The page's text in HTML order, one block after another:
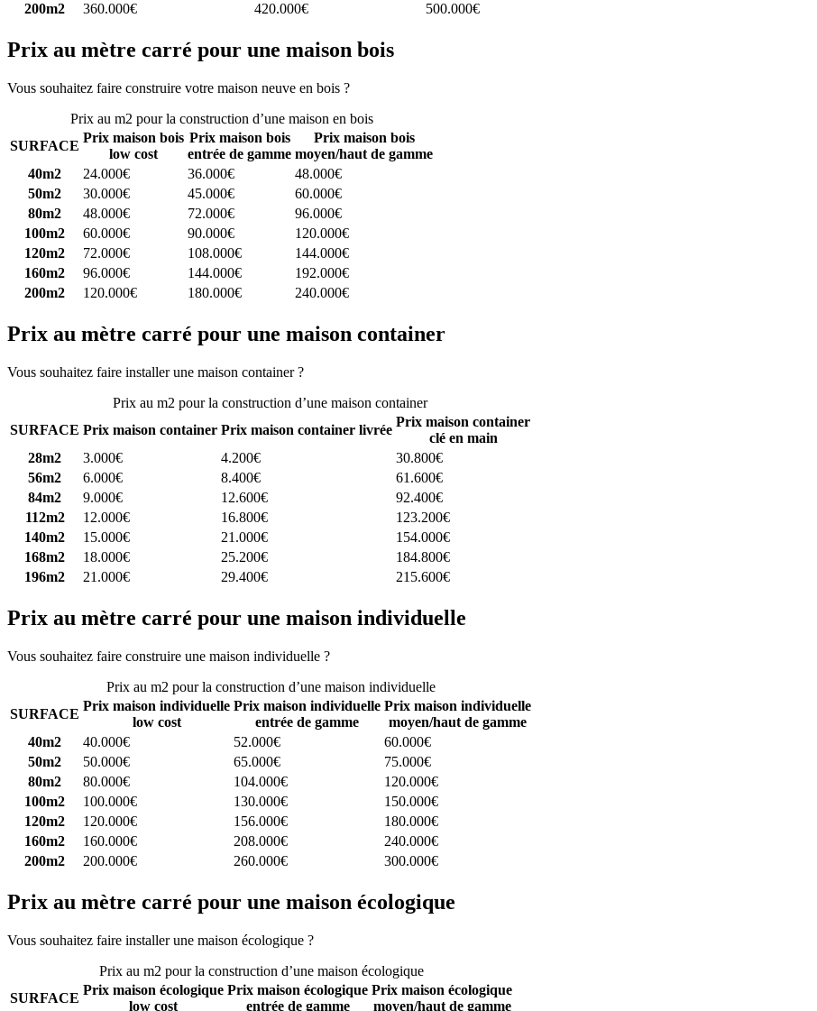
200m2
360.000€ 420.000€ 500.000€
Prix au mètre carré pour une maison bois
Vous souhaitez faire construire votre maison neuve en bois ?
Prix au m2 pour la construction d’une maison en bois
SURFACE
Prix maison bois
low cost
Prix maison bois
entrée de gamme
Prix maison bois
moyen/haut de gamme
40m2
24.000€ 36.000€
48.000€
50m2
30.000€ 45.000€
60.000€
80m2
48.000€ 72.000€
96.000€
100m2
60.000€ 90.000€
120.000€
120m2
72.000€ 108.000€
144.000€
160m2
96.000€ 144.000€
192.000€
200m2
120.000€ 180.000€ 240.000€
Prix au mètre carré pour une maison container
Vous souhaitez faire installer une maison container ?
Prix au m2 pour la construction d’une maison container
SURFACE Prix maison container Prix maison container livrée
Prix maison container
clé en main
28m2
3.000€ 4.200€
30.800€
56m2
6.000€ 8.400€
61.600€
84m2
9.000€ 12.600€
92.400€
112m2
12.000€ 16.800€
123.200€
140m2
15.000€ 21.000€
154.000€
168m2
18.000€ 25.200€
184.800€
196m2
21.000€ 29.400€ 215.600€
Prix au mètre carré pour une maison individuelle
Vous souhaitez faire construire une maison individuelle ?
Prix au m2 pour la construction d’une maison individuelle
SURFACE
Prix maison individuelle
low cost
Prix maison individuelle
entrée de gamme
Prix maison individuelle
moyen/haut de gamme
40m2
40.000€ 52.000€
60.000€
50m2
50.000€ 65.000€
75.000€
80m2
80.000€ 104.000€
120.000€
100m2
100.000€ 130.000€
150.000€
120m2
120.000€ 156.000€
180.000€
160m2
160.000€ 208.000€
240.000€
200m2
200.000€ 260.000€ 300.000€
Prix au mètre carré pour une maison écologique
Vous souhaitez faire installer une maison écologique ?
Prix au m2 pour la construction d’une maison écologique
SURFACE
Prix maison écologique
low cost
Prix maison écologique
entrée de gamme
Prix maison écologique
moyen/haut de gamme